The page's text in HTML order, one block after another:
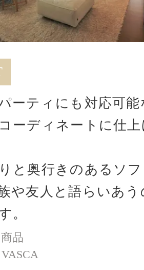
ーティにも対応可能
ーディネートに仕
と奥行きのあるソ
や友人と語らいあ
。
品